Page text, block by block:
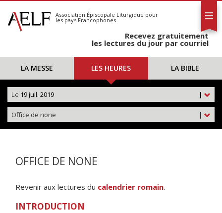
S'abonner
Calendrier
Association Épiscopale Liturgique pour
les pays Francophones
Recevez gratuitement
les lectures du jour par courriel
LA MESSE LES HEURES LA BIBLE
|
Le 19 juil. 2019
|
Office de none
OFFICE DE NONE
Revenir aux lectures du calendrier romain.
INTRODUCTION